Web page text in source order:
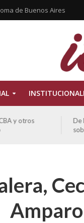
de Buenos Aires
y otros
De